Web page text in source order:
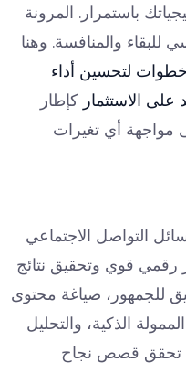
باستمرار. المرونة
والمنافسة. وهنا
5 خطوات لتحسين أداء
على الاستثمار كإطار
أي تغيرات
التواصل الاجتماعي
رقمي قوي وتحقيق نتائج
للجمهور، صياغة محتوى
الذكية، والتحليل
تحقق قصص نجاح